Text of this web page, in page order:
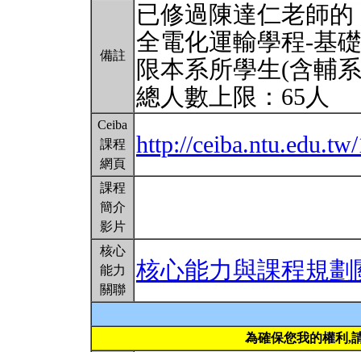
備註
已修過陳達仁老師
全電化運輸學程-基
限本系所學生(含輔
總人數上限：65人
Ceiba
課程
網頁
http://
課程
簡介
影片
核心
能力
關聯
核心能力與課程規劃
為確保您我的權利,